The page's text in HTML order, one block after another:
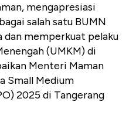
mengapresiasi
salah satu BUMN
memperkuat pelaku
(UMKM) di
Menteri Maman
Small Medium
2025 di Tangerang